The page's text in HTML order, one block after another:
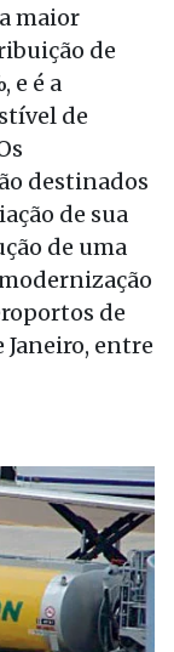
maior
de
e é a
de
destinados
de sua
de uma
de
Janeiro, entre